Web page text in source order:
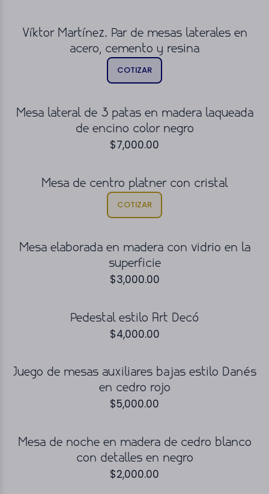
Víktor Martínez. Par de mesas laterales en
acero, cemento y resina
COTIZAR
Mesa lateral de 3 patas en madera laqueada
de encino color negro
$7,000.00
Mesa de centro platner con cristal
COTIZAR
Mesa elaborada en madera con vidrio en la
superficie
$3,000.00
Pedestal estilo Art Decó
$4,000.00
Juego de mesas auxiliares bajas estilo Danés
en cedro rojo
$5,000.00
Mesa de noche en madera de cedro blanco
con detalles en negro
$2,000.00